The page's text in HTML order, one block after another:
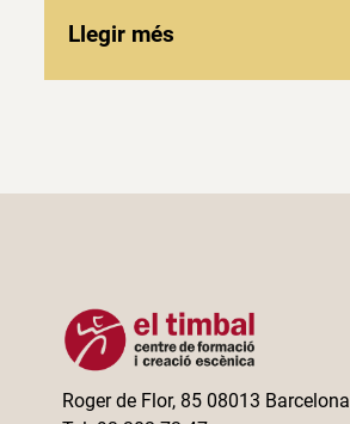
Llegir més
Roger de Flor, 85 08013 Barcelona